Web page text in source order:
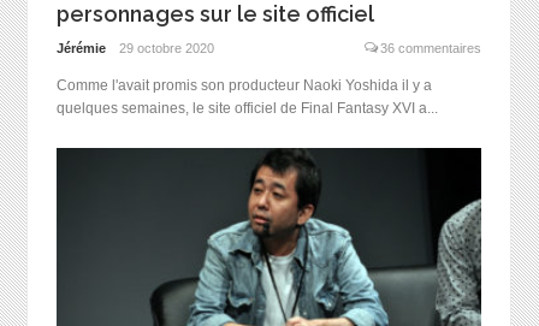
personnages sur le site officiel
Jérémie 29 octobre 2020 36 commentaires
Comme l'avait promis son producteur Naoki Yoshida il y a
quelques semaines, le site officiel de Final Fantasy XVI a...